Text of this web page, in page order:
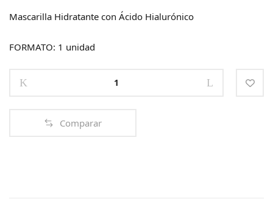
Mascarilla Hidratante con Ácido Hialurónico
FORMATO: 1 unidad
MASK
quantity
Comparar